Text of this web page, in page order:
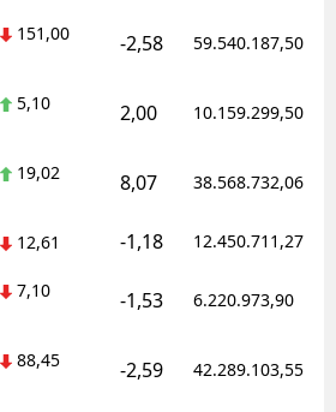
151,00 -2,58 59.540.187,50
5,10 2,00 10.159.299,50
19,02 8,07 38.568.732,06
12,61 -1,18 12.450.711,27
7,10 -1,53 6.220.973,90
88,45 -2,59 42.289.103,55